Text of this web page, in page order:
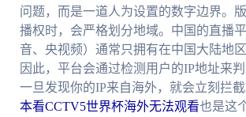
问题，而是一道人为设置的数字边界。
播权时，会严格划分地域。中国的直播
音、央视频）通常只拥有在中国大陆地区
因此，平台会通过检测用户的IP地址来判
一旦发现你的IP来自海外，就会立刻拦
本看CCTV5世界杯海外无法观看也是这